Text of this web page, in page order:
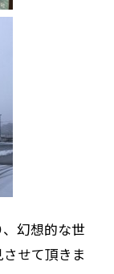
幻想的な世
せて頂きま